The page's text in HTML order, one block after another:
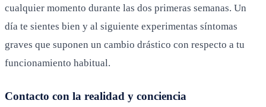
cualquier momento durante las dos primeras semanas. Un
día te sientes bien y al siguiente experimentas síntomas
graves que suponen un cambio drástico con respecto a tu
funcionamiento habitual.
Contacto con la realidad y conciencia